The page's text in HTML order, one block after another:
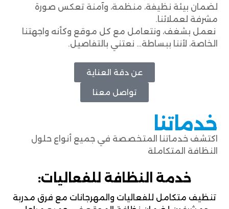
لضمان بيئة نظيفة، منظمة، وآمنة تعكس صورة
مشرفة لعملائنا.
نعمل بشغف، ونتعامل مع كل موقع وكأنه واجهتنا
الخاصة، لأننا ببساطة… نعتني بالتفاصيل.
عن دقة العناية
تواصل معنا
خدماتنا
اكتشف خدماتنا المتخصصة في جميع أنواع حلول
النظافة المتكاملة
خدمة النظافة للفعاليات:
تنظيف متكامل للفعاليات والمهرجانات مع فرق مدربة